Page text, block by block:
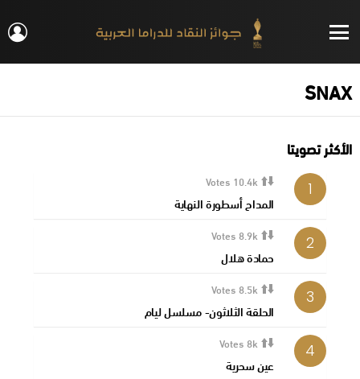
SNAX
الأكثر تصويتا
10.4k
Votes
المداح أسطورة النهاية
8.9k
Votes
حمادة هلال
8.5k
Votes
الحلقة الثلاثون- مسلسل ليام
8k
Votes
عين سحرية